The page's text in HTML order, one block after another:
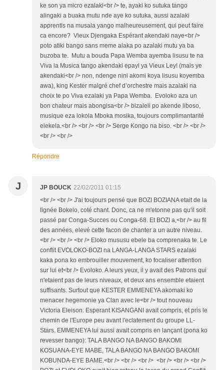
ke son ya micro ezalaki<br /> te, ayaki ko sutuka tango
alingaki a buaka mutu nde aye ko sutuka, aussi azalaki
apprentis na musala yango malheureusement, qui peut faire
ca encore? Vieux Djengaka Espérant akendaki naye<br />
poto atiki bango sans meme alaka po azalaki mutu ya ba
buzoba te. Mutu a bouda Papa Wemba ayemba lisusu te na
Viva la Musica tango akendaki epayi ya Vieux Ley! (mais ye
akendaki<br /> non, ndenge nini akomi koya lisusu koyemba
awa), king Kester malgré chef d’orchestre mais azalaki na
choix te po Viva ezalaki ya Papa Wemba. Evoloko aza un
bon chateur mais abongisa<br /> bizaleli po akende liboso,
musique eza lokola Mboka mosika, toujours complimantarité
elekela.<br /> <br /> <br /> Serge Kongo na biso. <br /> <br />
<br /> <br />
Répondre
J JP BOUCK 22/02/2011 01:15
<br /> <br /> J'ai toujours pensé que BOZI BOZIANA etait de la
lignée Bokelo, coté chant. Donc, ca ne m'etonne pas qu'il soit
passé par Conga-Succes ou Conga-68. Et BOZI a,<br /> au fil
des années, elevé cette facon de chanter a un autre niveau.
<br /> <br /> <br /> Eloko mususu ebele ba comprenaka te. Le
conflit EVOLOKO-BOZI na LANGA-LANGA STARS ezalaki
kaka pona ko embrouiller mouvement, ko focaliser attention
sur lui et<br /> Evoloko. A leurs yeux, il y avait des Patrons qui
n'etaient pas de leurs niveaux, et deux ans ensemble etaient
suffisants. Surtout que KESTER EMMENEYA akomaki ko
menacer hegemonie ya Clan avec le<br /> tout nouveau
Victoria Eleison. Esperant KISANGANI avait compris, et pris le
chemin de l'Europe peu avant l'eclatement du groupe LL-
Stars. EMMENEYA lui aussi avait compris en lançant (pona ko
revesser bango): TALA BANGO NA BANGO BAKOMI
KOSUANA-EYE MABE, TALA BANGO NA BANGO BAKOMI
KOBUNDA-EYE BAME.<br /> <br /> <br /> <br /> <br /> <br />